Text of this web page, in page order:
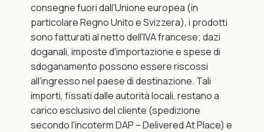
consegne fuori dall'Unione europea (in
particolare Regno Unito e Svizzera), i prodotti
sono fatturati al netto dell'IVA francese; dazi
doganali, imposte d'importazione e spese di
sdoganamento possono essere riscossi
all'ingresso nel paese di destinazione. Tali
importi, fissati dalle autorità locali, restano a
carico esclusivo del cliente (spedizione
secondo l'incoterm DAP – Delivered At Place) e